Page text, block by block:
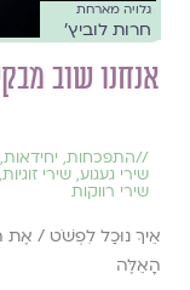
גלויה מארחת
חרות לוביץ'
אנחנו שוב
//התפכחות, יחידאות,
שירי געגוע, שירי זוגיות,
שירי רווקות
אֵיךְ נוּכַל לִפְשֹׁט / אֶת
הָאֵלֶּה